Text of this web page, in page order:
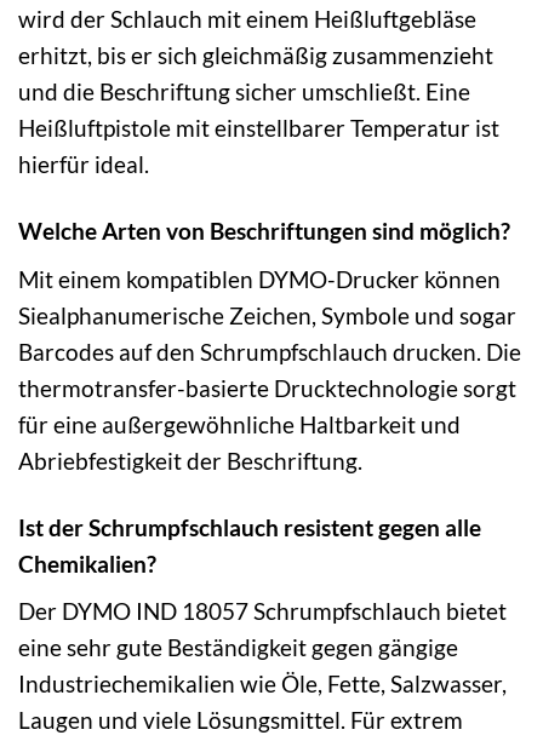
wird der Schlauch mit einem Heißluftgebläse
erhitzt, bis er sich gleichmäßig zusammenzieht
und die Beschriftung sicher umschließt. Eine
Heißluftpistole mit einstellbarer Temperatur ist
hierfür ideal.
Welche Arten von Beschriftungen sind möglich?
Mit einem kompatiblen DYMO-Drucker können
Siealphanumerische Zeichen, Symbole und sogar
Barcodes auf den Schrumpfschlauch drucken. Die
thermotransfer-basierte Drucktechnologie sorgt
für eine außergewöhnliche Haltbarkeit und
Abriebfestigkeit der Beschriftung.
Ist der Schrumpfschlauch resistent gegen alle
Chemikalien?
Der DYMO IND 18057 Schrumpfschlauch bietet
eine sehr gute Beständigkeit gegen gängige
Industriechemikalien wie Öle, Fette, Salzwasser,
Laugen und viele Lösungsmittel. Für extrem